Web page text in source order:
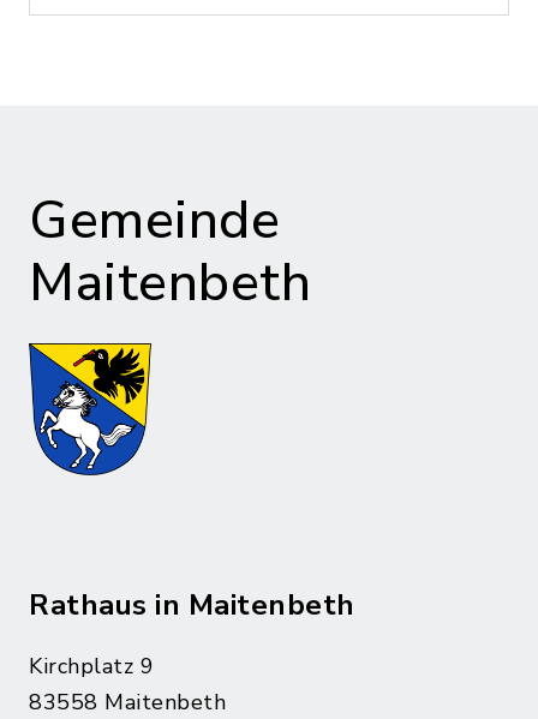
Gemeinde
Maitenbeth
Rathaus in Maitenbeth
Kirchplatz 9
83558 Maitenbeth